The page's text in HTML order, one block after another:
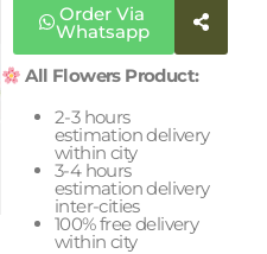
Order Via
Whatsapp
All Flowers Product:
2-3 hours
estimation delivery
within city
3-4 hours
estimation delivery
inter-cities
100% free delivery
within city